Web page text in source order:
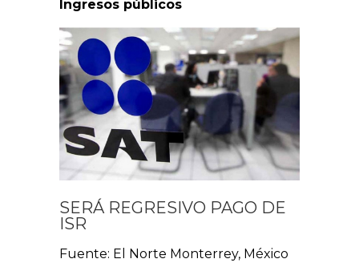
Ingresos públicos
SERÁ REGRESIVO PAGO DE
ISR
Fuente: El Norte Monterrey, México